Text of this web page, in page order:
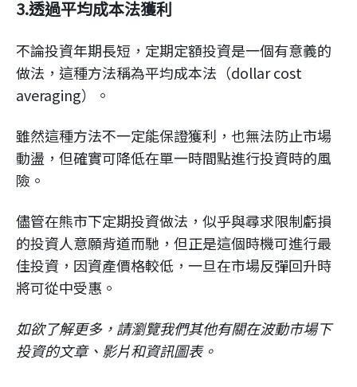
3.透過平均成本法獲利
不論投資年期長短，定期定額投資是一個有意義的
做法，這種方法稱為平均成本法（dollar cost
averaging）。
雖然這種方法不一定能保證獲利，也無法防止市場
動盪，但確實可降低在單一時間點進行投資時的風
險。
儘管在熊市下定期投資做法，似乎與尋求限制虧損
的投資人意願背道而馳，但正是這個時機可進行最
佳投資，因資產價格較低，一旦在市場反彈回升時
將可從中受惠。
如欲了解更多，請瀏覽我們其他有關在波動市場下
投資的文章、影片和資訊圖表。